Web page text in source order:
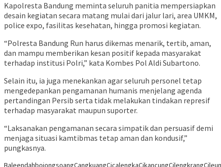
Kapolresta Bandung meminta seluruh panitia mempersiapkan
desain kegiatan secara matang mulai dari jalur lari, area UMKM,
police expo, fasilitas kesehatan, hingga promosi kegiatan.
“Polresta Bandung Run harus dikemas menarik, tertib, aman,
dan mampu memberikan kesan positif kepada masyarakat
terhadap institusi Polri,” kata Kombes Pol Aldi Subartono.
Selain itu, ia juga menekankan agar seluruh personel tetap
mengedepankan pengamanan humanis menjelang agenda
pertandingan Persib serta tidak melakukan tindakan represif
terhadap masyarakat maupun suporter.
“Laksanakan pengamanan secara simpatik dan persuasif demi
menjaga situasi kamtibmas tetap aman dan kondusif,”
pungkasnya.
BaleendahbojongsoangCangkuangCicalengkaCikancungCilengkrang